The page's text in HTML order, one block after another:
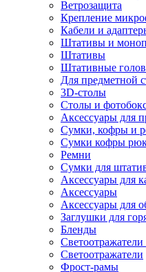
Ветрозащита
Крепление
Кабели и
Штативы и
Штативы
Штативные
Для предметной
3D-столы
Столы и
Аксессуары для
Сумки, кофры и
Сумки кофры
Ремни
Сумки для
Аксессуары для
Аксессуары
Аксессуары для
Заглушки для
Бленды
Светоотражатели
Фрост-рамы